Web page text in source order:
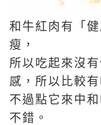
和牛紅肉有「
瘦，
所以吃起來沒
感，所以比較有
不過點它來中
不錯。